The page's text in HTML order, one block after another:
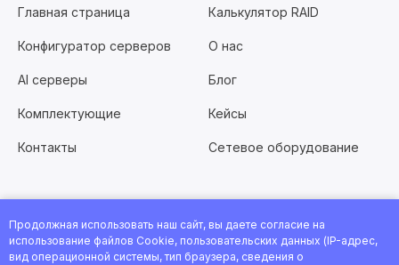
Главная страница Калькулятор RAID
Конфигуратор серверов О нас
AI серверы Блог
Комплектующие Кейсы
Контакты Сетевое оборудование
Хотите работать с нами? Заполните анкету
посмотрите все вакансии
Продолжная использовать наш сайт, вы даете согласие на
использование файлов Cookie, пользовательских данных (IP-адрес,
вид операционной системы, тип браузера, сведения о